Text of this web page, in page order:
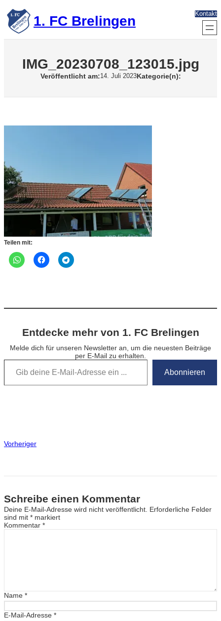
Zum
Inhalt
springen 1. FC Brelingen Kontakt
IMG_20230708_123015.jpg
Veröffentlicht am:14. Juli 2023Kategorie(n):
Teilen mit:
Entdecke mehr von 1. FC Brelingen
Melde dich für unseren Newsletter an, um die neuesten Beiträge
per E-Mail zu erhalten.
Gib deine E-Mail-Adresse ein …
Abonnieren
Vorheriger
Schreibe einen Kommentar
Deine E-Mail-Adresse wird nicht veröffentlicht. Erforderliche Felder
sind mit * markiert
Kommentar *
Name *
E-Mail-Adresse *